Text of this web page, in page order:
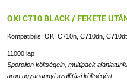
OKI C710 BLACK / FEKETE
Kompatibilis: OKI C710n, C710dn,
11000 lap
Spóroljon költségein, multipack
áron ugyanannyi szállítási költségért.